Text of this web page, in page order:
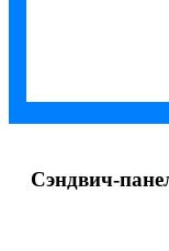
Сэндвич-